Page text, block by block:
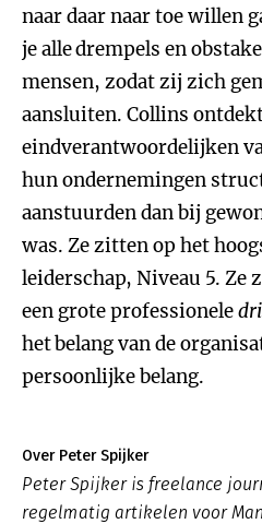
naar daar naar toe willen
je alledrempels en
mensen, zodat zij zich
aansluiten. Collins
eindverantwoordelijken
hun ondernemingen
aanstuurden dan bij
was. Ze zitten op het
leiderschap, Niveau 5. Ze
een grote professionele
hetbelang van de
persoonlijke belang.
Over Peter Spijker
Peter Spijker is freelance
regelmatig artikelen voor